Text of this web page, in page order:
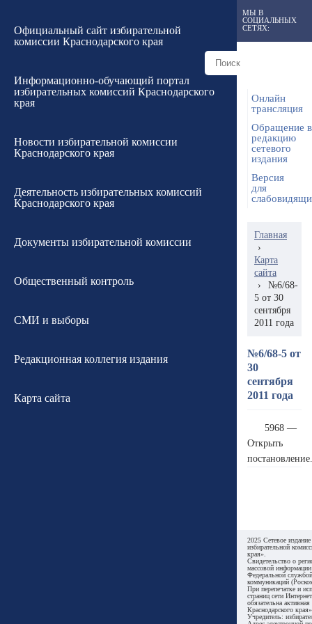
Официальный сайт избирательной
комиссии Краснодарского края
Информационно-обучающий портал
избирательных комиссий Краснодарского
края
Новости избирательной комиссии
Краснодарского края
Деятельность избирательных комиссий
Краснодарского края
Документы избирательной комиссии
Общественный контроль
СМИ и выборы
Редакционная коллегия издания
Карта сайта
МЫ В
СОЦИАЛЬНЫХ
СЕТЯХ:
Онлайн
трансляция
Обращение в
редакцию
сетевого
издания
Версия
для
Главная
›
Карта
сайта
›
№6/68-
5 от 30
сентября
2011 года
№6/68-5 от
30
сентября
2011 года
5968 —
Открыть
2025 Сетевое
избирательной
края».
Свидетельство о
массовой
Федеральной
коммуникаций
При перепечатке и
страниц сети Интернет
обязательна
Краснодарского
Учредитель: